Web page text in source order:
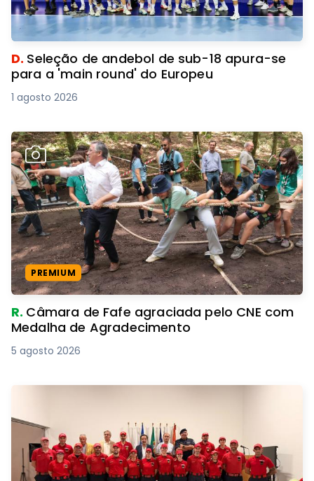
D. Seleção de andebol de sub-18 apura-se
para a 'main round' do Europeu
1 agosto 2026
PREMIUM
R. Câmara de Fafe agraciada pelo CNE com
Medalha de Agradecimento
5 agosto 2026